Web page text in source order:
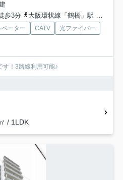
歩3分
大阪環状線「鶴橋」駅 徒歩3分
ベーター CATV
光ファイバー
す！3路線利用可能♪
/ 1LDK